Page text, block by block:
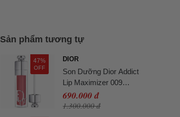
Sản phẩm tương tự
47%
OFF
DIOR
Son Dưỡng Dior Addict
Lip Maximizer 009
Intense Rosewood Màu
Hồng Đất (Không Hộp)
690.000 đ
1.300.000 đ